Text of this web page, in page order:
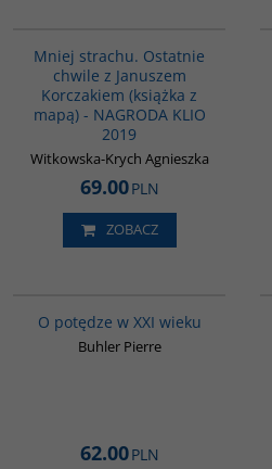
Mniej strachu. Ostatnie
chwile z Januszem
Korczakiem (książka z
mapą) - NAGRODA KLIO
2019
Witkowska-Krych Agnieszka
69.00PLN
ZOBACZ
O potędze w XXI wieku
Buhler Pierre
62.00PLN